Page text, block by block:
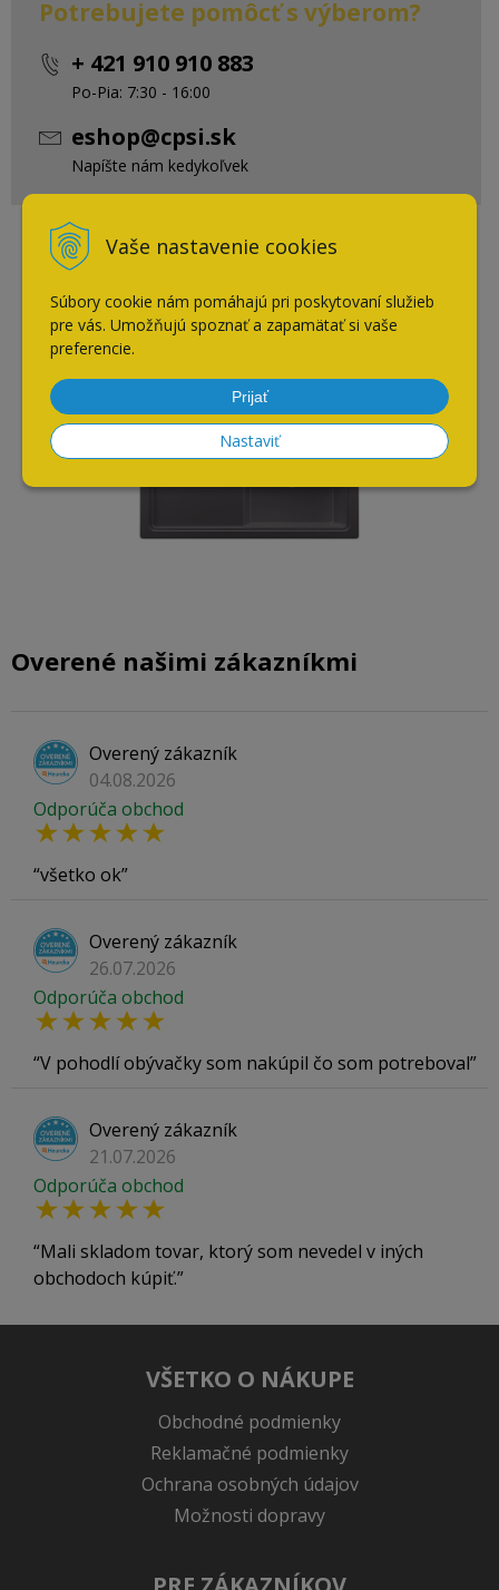
Vaše nastavenie cookies
Súbory cookie nám pomáhajú pri poskytovaní služieb
pre vás. Umožňujú spoznať a zapamätať si vaše
preferencie.
Prijať
Nastaviť
Potrebujete pomôcť s výberom?
+ 421 910 910 883
Po-Pia: 7:30 - 16:00
eshop@cpsi.sk
Napíšte nám kedykoľvek
Naposledy navštívené
Blanco ZENAR 45 S sivá
AKCIA -10%
Overené našimi zákazníkmi
Overený zákazník
04.08.2026
Odporúča obchod
všetko ok
Overený zákazník
26.07.2026
Odporúča obchod
V pohodlí obývačky som nakúpil čo som potreboval
Overený zákazník
21.07.2026
Odporúča obchod
Mali skladom tovar, ktorý som nevedel v iných
obchodoch kúpiť.
VŠETKO O NÁKUPE
Obchodné podmienky
Reklamačné podmienky
Ochrana osobných údajov
Možnosti dopravy